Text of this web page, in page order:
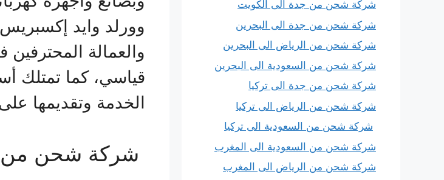
وورلد وايد
والعمالة
قياسي، كما تمتلك
الخدمة وتقديمها
شركة شحن من
شركة شحن من جدة الى الكويت
شركة شحن من جدة الى البحرين
شركة شحن من الرياض الى البحرين
شركة شحن من السعودية الى البحرين
شركة شحن من جدة الى تركيا
شركة شحن من الرياض الى تركيا
شركة شحن من السعودية الى تركيا
شركة شحن من السعودية الى المغرب
شركة شحن من الرياض الى المغرب